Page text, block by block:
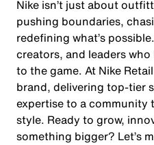
Nike isn’t just about
pushing boundaries,
redefining what’s
creators, and leaders
to the game. At Nike
brand, delivering top-tier
expertise to a community
style. Ready to grow,
something bigger? Let’s